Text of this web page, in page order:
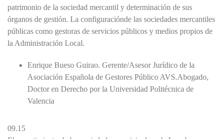
patrimonio de la sociedad mercantil y determinación de sus
órganos de gestión. La configuraciónde las sociedades mercantiles
públicas como gestoras de servicios públicos y medios propios de
la Administración Local.
Enrique Bueso Guirao. Gerente/Asesor Jurídico de la
Asociación Española de Gestores Público AVS.Abogado,
Doctor en Derecho por la Universidad Politécnica de
Valencia
09.15